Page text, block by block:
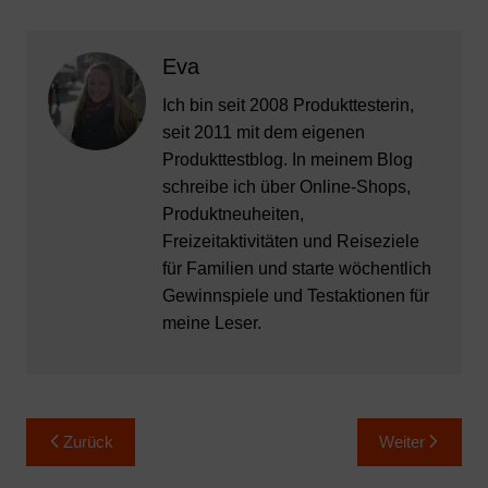
Eva
Ich bin seit 2008 Produkttesterin,
seit 2011 mit dem eigenen
Produkttestblog. In meinem Blog
schreibe ich über Online-Shops,
Produktneuheiten,
Freizeitaktivitäten und Reiseziele
für Familien und starte wöchentlich
Gewinnspiele und Testaktionen für
meine Leser.
Beitragsnavigation
Zurück Weiter